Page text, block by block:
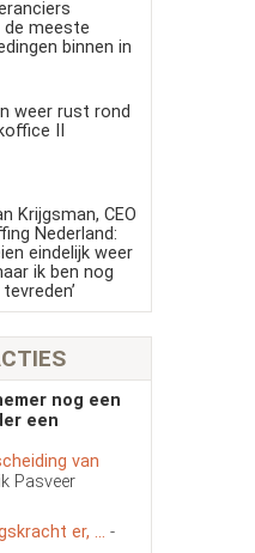
meeste
binnen in
weer rust rond
II
Krijgsman, CEO
Nederland:
eindelijk weer
ik ben nog
nog een
een
van
Pasveer
er, ... -